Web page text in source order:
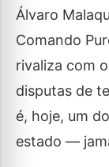
Álvaro
Comando
rivaliza com
disputas de
é, hoje, um
estado —